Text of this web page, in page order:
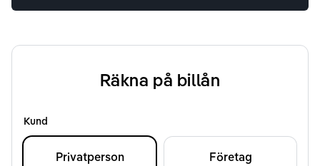
Räkna på billån
Kund
Privatperson Företag